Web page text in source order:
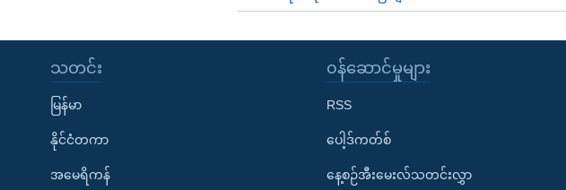
သတင်း
မြန်မာ
နိုင်ငံတကာ
အမေရိကန်
၀န်ဆောင်မှုများ
RSS
ပေါ့ဒ်ကတ်စ်
နေ့စဉ်အီးမေးလ်သတင်းလွှာ